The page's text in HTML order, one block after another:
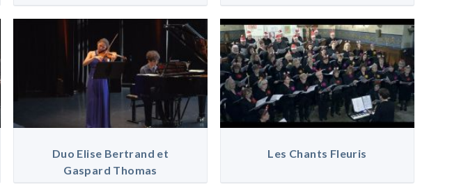
Duo Elise Bertrand et
Gaspard Thomas
Les Chants Fleuris